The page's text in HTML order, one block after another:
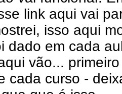
link aqui vai
isso aqui
dado em cada
vão...
cada curso -